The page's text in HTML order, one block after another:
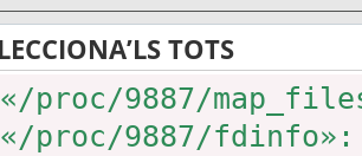
TOTS
proc/9887/
proc/9887/fdinfo»: